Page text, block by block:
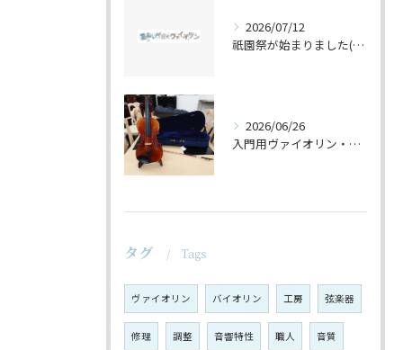
2026/07/12
祇園祭が始まりました(^^♪
2026/06/26
入門用ヴァイオリン・セットの仕上げ♪
タグ Tags
ヴァイオリン バイオリン 工房 弦楽器
修理 調整 音響特性 職人 音質